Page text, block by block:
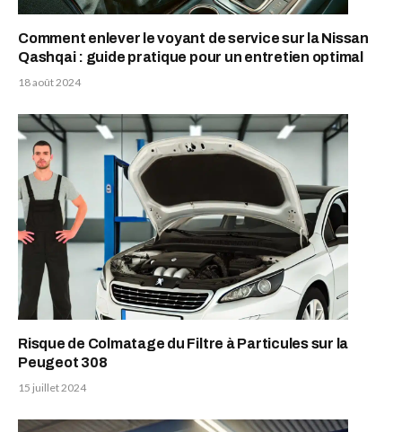
Comment enlever le voyant de service sur la Nissan
Qashqai : guide pratique pour un entretien optimal
18 août 2024
Risque de Colmatage du Filtre à Particules sur la
Peugeot 308
15 juillet 2024